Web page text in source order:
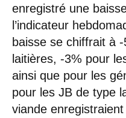
enregistré une
l’indicateur
baisse se chiffrait à
laitières, -3% pour
ainsi que pour les
pour les JB de type
viande